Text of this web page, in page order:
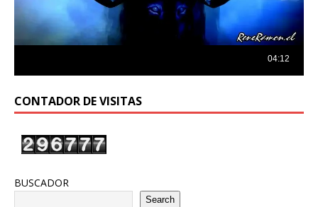
CONTADOR DE VISITAS
BUSCADOR
Search